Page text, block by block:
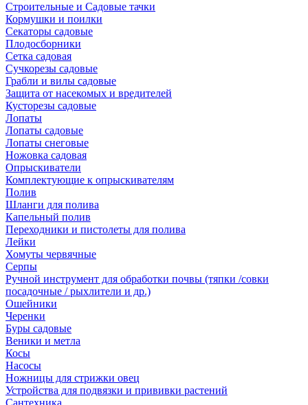
Строительные и Садовые тачки
Кормушки и поилки
Секаторы садовые
Плодосборники
Сетка садовая
Сучкорезы садовые
Грабли и вилы садовые
Защита от насекомых и вредителей
Кусторезы садовые
Лопаты
Лопаты садовые
Лопаты снеговые
Ножовка садовая
Опрыскиватели
Комплектующие к опрыскивателям
Полив
Шланги для полива
Капельный полив
Переходники и пистолеты для полива
Лейки
Хомуты червячные
Серпы
Ручной инструмент для обработки почвы (тяпки /совки
посадочные / рыхлители и др.)
Ошейники
Черенки
Буры садовые
Веники и метла
Косы
Насосы
Ножницы для стрижки овец
Устройства для подвязки и прививки растений
Сантехника